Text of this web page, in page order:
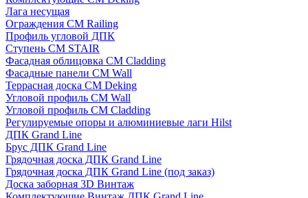
Лага несущая
Ограждения CM Railing
Профиль угловой ДПК
Ступень CM STAIR
Фасадная облицовка CM Cladding
Фасадные панели CM Wall
Террасная доска CM Deking
Угловой профиль CM Wall
Угловой профиль CM Cladding
Регулируемые опоры и алюминиевые лаги Hilst
ДПК Grand Line
Брус ДПК Grand Line
Грядочная доска ДПК Grand Line
Грядочная доска ДПК Grand Line (под заказ)
Доска заборная 3D Винтаж